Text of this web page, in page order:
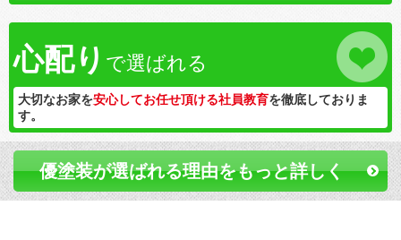
心配り で選ばれる
大切なお家を安心してお任せ頂ける社員教育を徹底しておりま
す。
優塗装が選ばれる理由をもっと詳しく